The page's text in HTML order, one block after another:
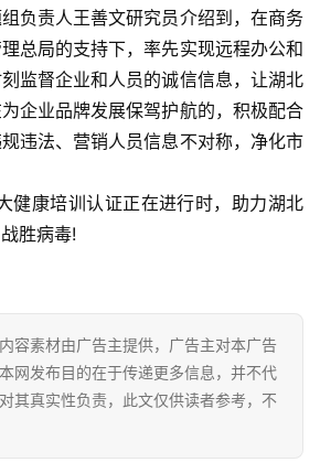
负责人王善文研究员介绍到，在商务
总局的支持下，率先实现远程办公和
监督企业和人员的诚信信息，让湖北
企业品牌发展保驾护航的，积极配合
违法、营销人员信息不对称，净化市
胜病毒!
容素材由广告主提供，广告主对本广告
网发布目的在于传递更多信息，并不代
其真实性负责，此文仅供读者参考，不